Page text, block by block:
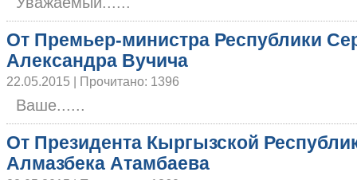
От Премьер-министра Республики
Александра Вучича
22.05.2015 | Прочитано: 1396
Ваше......
От Президента Кыргызской
Алмазбека Атамбаева